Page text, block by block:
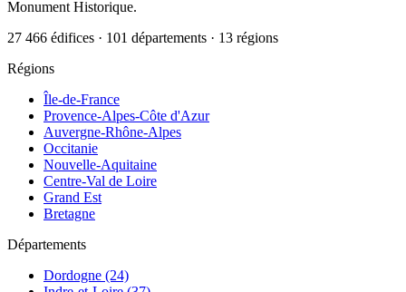
Monument Historique.
27 466 édifices · 101 départements · 13 régions
Régions
Île-de-France
Provence-Alpes-Côte d'Azur
Auvergne-Rhône-Alpes
Occitanie
Nouvelle-Aquitaine
Centre-Val de Loire
Grand Est
Bretagne
Départements
Dordogne (24)